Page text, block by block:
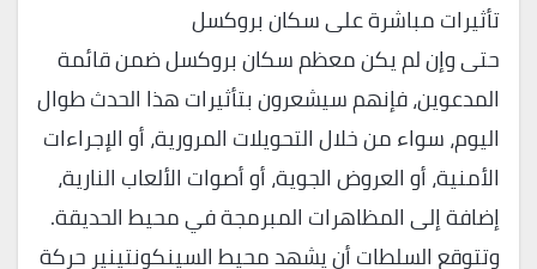
تأثيرات مباشرة على سكان بروكسل
حتى وإن لم يكن معظم سكان بروكسل ضمن قائمة
المدعوين، فإنهم سيشعرون بتأثيرات هذا الحدث طوال
اليوم، سواء من خلال التحويلات المرورية، أو الإجراءات
الأمنية، أو العروض الجوية، أو أصوات الألعاب النارية،
إضافة إلى المظاهرات المبرمجة في محيط الحديقة.
وتتوقع السلطات أن يشهد محيط السينكونتينير حركة